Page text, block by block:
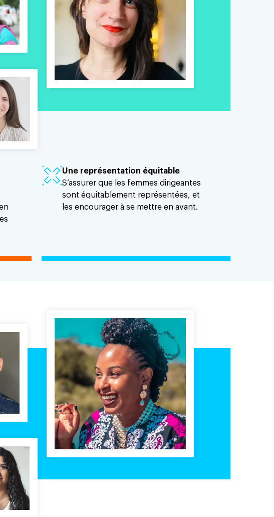
Une représentation équitable
S’assurer que les femmes dirigeantes
sont équitablement représentées, et
les encourager à se mettre en avant.